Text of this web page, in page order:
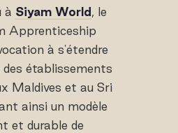
à Siyam World , le
Apprenticeship
à s'étendre
des établissements
Maldives et au Sri
ainsi un modèle
et durable de